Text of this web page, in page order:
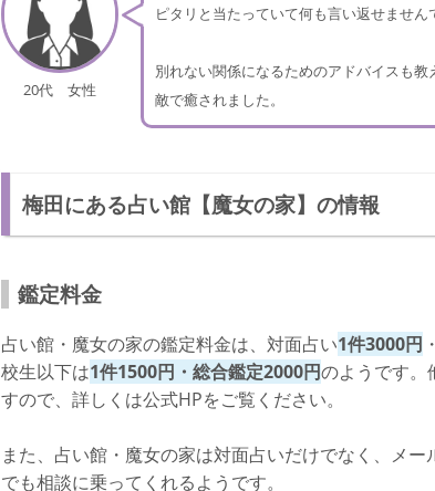
20代 女性
ピタリと当たっていて何も言い返せません
別れない関係になるためのアドバイスも
敵で癒されました。
梅田にある占い館【魔女の家】の情報
鑑定料金
占い館・魔女の家の鑑定料金は、対面占い1件3000円
校生以下は1件1500円・総合鑑定2000円のようです。
すので、詳しくは公式HPをご覧ください。
また、占い館・魔女の家は対面占いだけでなく、メ
でも相談に乗ってくれるようです。